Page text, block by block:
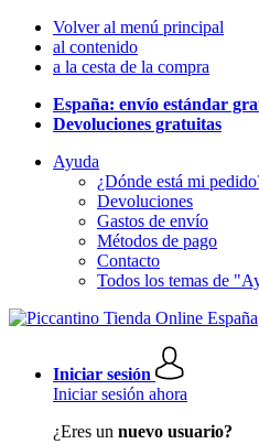
Volver al menú principal
al contenido
a la cesta de la compra
España: envío estándar
Devoluciones gratuitas
Ayuda
¿Dónde está mi
Devoluciones
Gastos de envío
Métodos de pago
Contacto
Todos los temas de
Iniciar sesión
Iniciar sesión ahora
¿Eres un nuevo usuario?